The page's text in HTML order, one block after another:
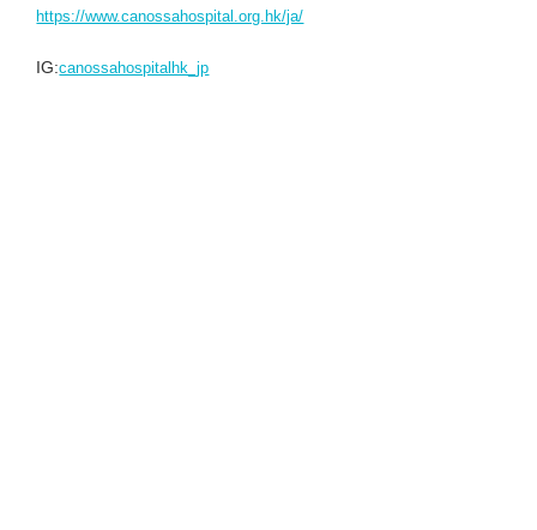
https://www.canossahospital.org.hk/ja/
IG:canossahospitalhk_jp